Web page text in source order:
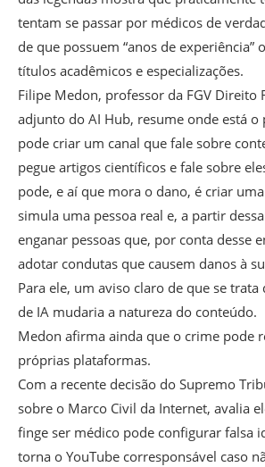
tentam se passar por médicos de
de que possuem “anos de experiência”
títulos acadêmicos e especializações.
Filipe Medon, professor da FGV Direito
adjunto do AI Hub, resume onde está o
pode criar um canal que fale sobre
pegue artigos científicos e fale sobre
pode, e aí que mora o dano, é criar
simula uma pessoa real e, a partir
enganar pessoas que, por conta desse
adotar condutas que causem danos à
Para ele, um aviso claro de que se
de IA mudaria a natureza do conteúdo.
Medon afirma ainda que o crime pode
próprias plataformas.
Com a recente decisão do Supremo
sobre o Marco Civil da Internet, avalia
finge ser médico pode configurar falsa
torna o YouTube corresponsável caso